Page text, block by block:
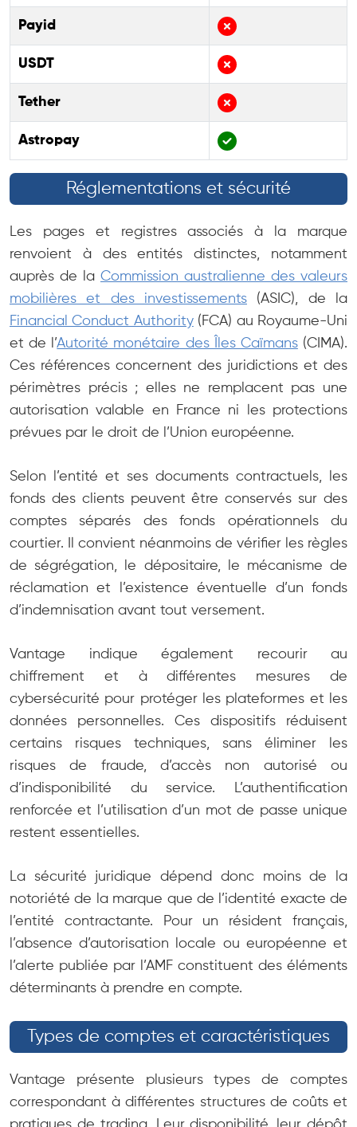
Payid
USDT
Tether
Astropay
Réglementations et sécurité
Les pages et registres associés à la marque
renvoient à des entités distinctes, notamment
auprès de la Commission australienne des valeurs
mobilières et des investissements (ASIC), de la
Financial Conduct Authority(FCA) au Royaume-Uni
et de l’Autorité monétaire des Îles Caïmans(CIMA).
Ces références concernent des juridictions et des
périmètres précis ; elles ne remplacent pas une
autorisation valable en France ni les protections
prévues par le droit de l’Union européenne.
Selon l’entité et ses documents contractuels, les
fonds des clients peuvent être conservés sur des
comptes séparés des fonds opérationnels du
courtier. Il convient néanmoins de vérifier les règles
de ségrégation, le dépositaire, le mécanisme de
réclamation et l’existence éventuelle d’un fonds
d’indemnisation avant tout versement.
Vantage indique également recourir au
chiffrement et à différentes mesures de
cybersécurité pour protéger les plateformes et les
données personnelles. Ces dispositifs réduisent
certains risques techniques, sans éliminer les
risques de fraude, d’accès non autorisé ou
d’indisponibilité du service. L’authentification
renforcée et l’utilisation d’un mot de passe unique
restent essentielles.
La sécurité juridique dépend donc moins de la
notoriété de la marque que de l’identité exacte de
l’entité contractante. Pour un résident français,
l’absence d’autorisation locale ou européenne et
l’alerte publiée par l’AMF constituent des éléments
déterminants à prendre en compte.
Types de comptes et caractéristiques
Vantage présente plusieurs types de comptes
correspondant à différentes structures de coûts et